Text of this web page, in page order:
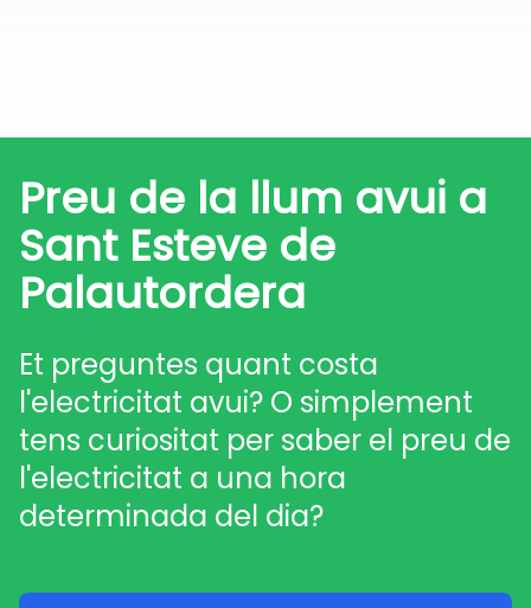
Preu de la llum avui a
Sant Esteve de
Palautordera
Et preguntes quant costa
l'electricitat avui? O simplement
tens curiositat per saber el preu de
l'electricitat a una hora
determinada del dia?